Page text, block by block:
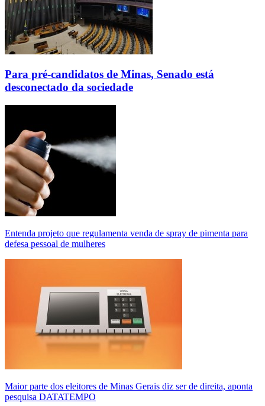
Para pré-candidatos de Minas, Senado está
desconectado da sociedade
Entenda projeto que regulamenta venda de spray de pimenta para
defesa pessoal de mulheres
Maior parte dos eleitores de Minas Gerais diz ser de direita, aponta
pesquisa DATATEMPO